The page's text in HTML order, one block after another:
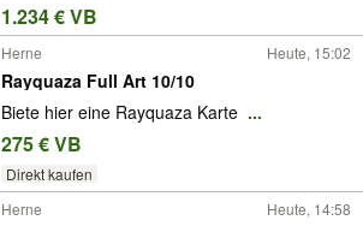
1.234 € VB
Herne Heute, 15:02
Rayquaza Full Art 10/10
Biete hier eine Rayquaza Karte ...
275 € VB
Direkt kaufen
Herne
Heute, 14:58